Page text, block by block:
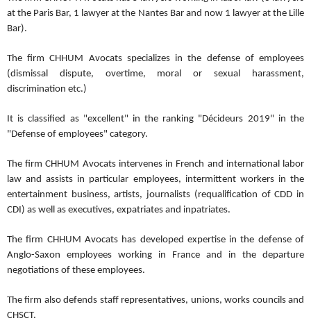
at the Paris Bar, 1 lawyer at the Nantes Bar and now 1 lawyer at the Lille
Bar).
The firm CHHUM Avocats specializes in the defense of employees
(dismissal dispute, overtime, moral or sexual harassment,
discrimination etc.)
It is classified as "excellent" in the ranking "Décideurs 2019" in the
"Defense of employees" category.
The firm CHHUM Avocats intervenes in French and international labor
law and assists in particular employees, intermittent workers in the
entertainment business, artists, journalists (requalification of CDD in
CDI) as well as executives, expatriates and inpatriates.
The firm CHHUM Avocats has developed expertise in the defense of
Anglo-Saxon employees working in France and in the departure
negotiations of these employees.
The firm also defends staff representatives, unions, works councils and
CHSCT.